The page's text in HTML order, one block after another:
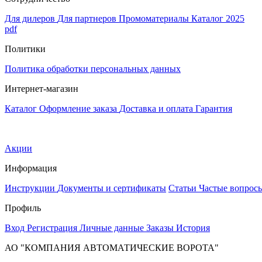
Для дилеров Для партнеров Промоматериалы Каталог 2025
pdf
Политики
Политика обработки персональных данных
Интернет-магазин
Каталог Оформление заказа Доставка и оплата Гарантия
Акции
Информация
Инструкции Документы и сертификаты Статьи Частые
Профиль
Вход Регистрация Личные данные Заказы История
АО "КОМПАНИЯ АВТОМАТИЧЕСКИЕ ВОРОТА"